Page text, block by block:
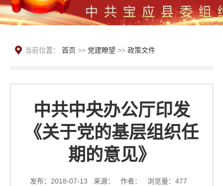
当前位置： 首页 >> 党建瞭望 >> 政策文件
中共中央办公厅印发
《关于党的基层组织任
期的意见》
发布：2018-07-13 来源： 作者： 浏览量： 477